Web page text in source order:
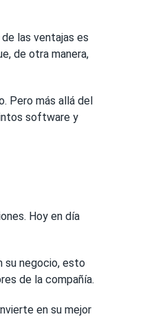
las ventajas es
de otra manera,
Pero más allá del
software y
Hoy en día
su negocio, esto
de la compañía.
en su mejor